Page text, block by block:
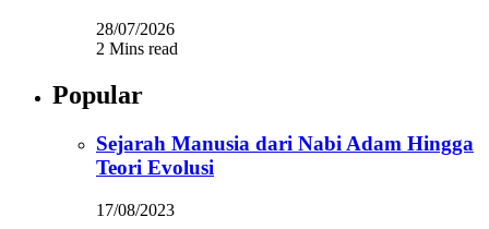
28/07/2026
2 Mins read
Popular
Sejarah Manusia dari Nabi Adam Hingga
Teori Evolusi
17/08/2023